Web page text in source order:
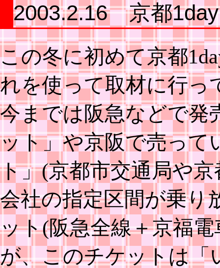
2003.2.16 京都
この冬に初めて京都
れを使って取材に行っ
今までは阪急などで発
ット」や京阪で売って
ト」(京都市交通局や
会社の指定区間が乗り
ット(阪急全線＋京福
が、このチケットは「